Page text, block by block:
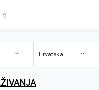
Hrvatska